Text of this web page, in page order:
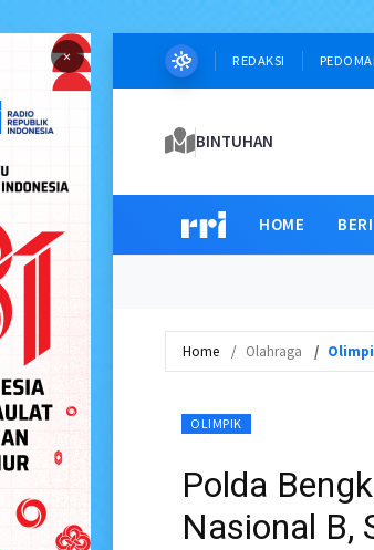
× REDAKSI
BINTUHAN
HOME
Home Olahraga
OLIMPIK
Polda
Nasional B,